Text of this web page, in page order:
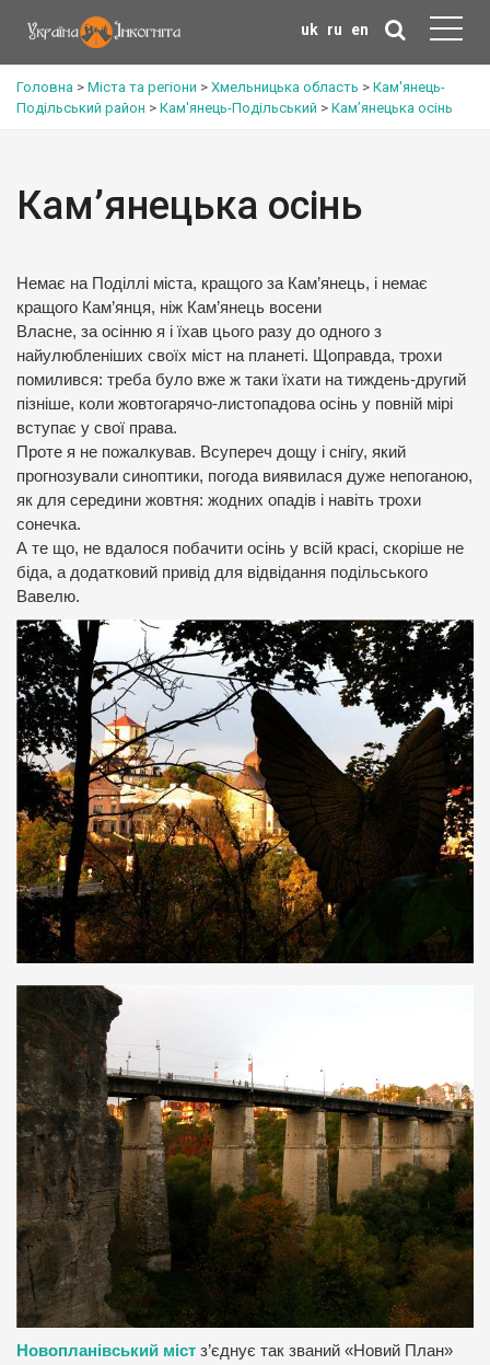
uk ru en
Головна > Міста та регіони > Хмельницька область > Кам'янець-
Подільський район > Кам'янець-Подільський > Кам’янецька осінь
Кам’янецька осінь
Немає на Поділлі міста, кращого за Кам’янець, і немає
кращого Кам’янця, ніж Кам’янець восени
Власне, за осінню я і їхав цього разу до одного з
найулюбленіших своїх міст на планеті. Щоправда, трохи
помилився: треба було вже ж таки їхати на тиждень-другий
пізніше, коли жовтогарячо-листопадова осінь у повній мірі
вступає у свої права.
Проте я не пожалкував. Всупереч дощу і снігу, який
прогнозували синоптики, погода виявилася дуже непоганою,
як для середини жовтня: жодних опадів і навіть трохи
сонечка.
А те що, не вдалося побачити осінь у всій красі, скоріше не
біда, а додатковий привід для відвідання подільського
Вавелю.
Новопланівський міст з’єднує так званий «Новий План»